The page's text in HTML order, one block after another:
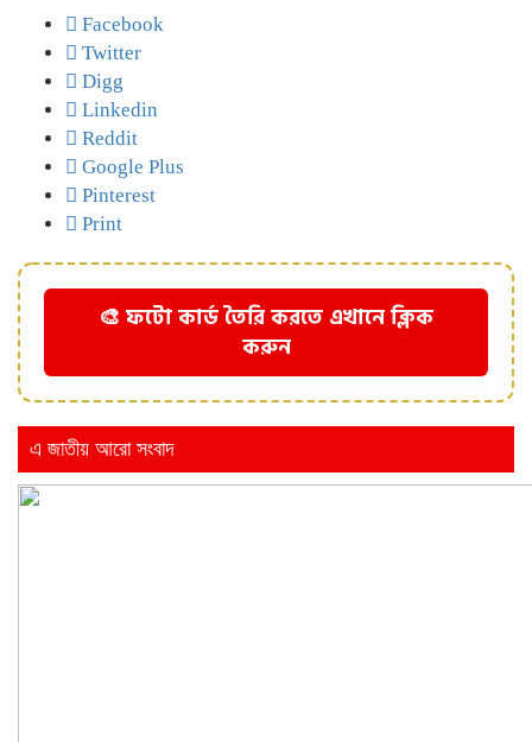
Facebook
Twitter
Digg
Linkedin
Reddit
Google Plus
Pinterest
Print
🎨 ফটো কার্ড তৈরি করতে এখানে ক্লিক
করুন
এ জাতীয় আরো সংবাদ